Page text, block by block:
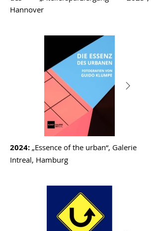
Hannover
2024: „Essence of the urban“, Galerie
Intreal, Hamburg